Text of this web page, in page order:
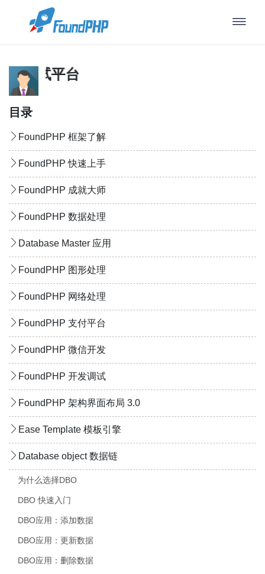
调试平台
目录
FoundPHP 框架了解
FoundPHP 快速上手
FoundPHP 成就大师
FoundPHP 数据处理
Database Master 应用
FoundPHP 图形处理
FoundPHP 网络处理
FoundPHP 支付平台
FoundPHP 微信开发
FoundPHP 开发调试
FoundPHP 架构界面布局 3.0
Ease Template 模板引擎
Database object 数据链
为什么选择DBO
DBO 快速入门
DBO应用：添加数据
DBO应用：更新数据
DBO应用：删除数据